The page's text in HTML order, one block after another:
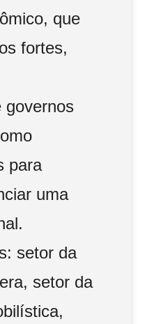
que
fortes,
governos
para
uma
setor da
setor da